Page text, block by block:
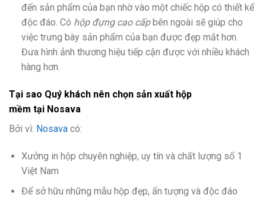
đến sản phẩm của bạn nhờ vào một chiếc hộp có thiết kế
độc đáo. Có hộp đựng cao cấpbên ngoài sẽ giúp cho
việc trưng bày sản phẩm của bạn được đẹp mắt hơn.
Đưa hình ảnh thương hiệu tiếp cận được với nhiều khách
hàng hơn.
Tại sao Quý khách nên chọn sản xuất hộp
mềm tại Nosava
Bởi vì: Nosava có:
Xưởng in hộp chuyên nghiệp, uy tín và chất lượng số 1
Việt Nam
Để sở hữu những mẫu hộp đẹp, ấn tượng và độc đáo